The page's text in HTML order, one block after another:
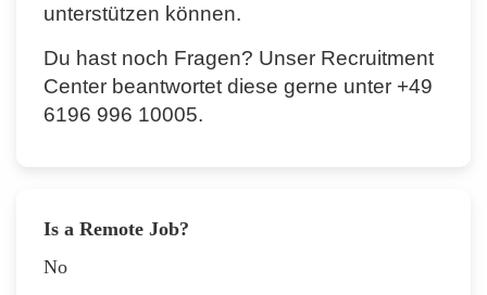
unterstützen können.
Du hast noch Fragen? Unser Recruitment
Center beantwortet diese gerne unter +49
6196 996 10005.
Is a Remote Job?
No